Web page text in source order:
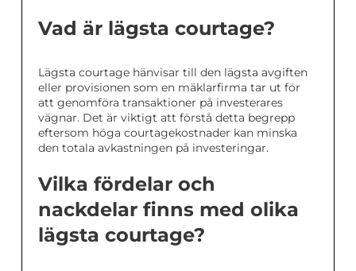
Vad är lägsta courtage?
Lägsta courtage hänvisar till den lägsta avgiften
eller provisionen som en mäklarfirma tar ut för
att genomföra transaktioner på investerares
vägnar. Det är viktigt att förstå detta begrepp
eftersom höga courtagekostnader kan minska
den totala avkastningen på investeringar.
Vilka fördelar och
nackdelar finns med olika
lägsta courtage?